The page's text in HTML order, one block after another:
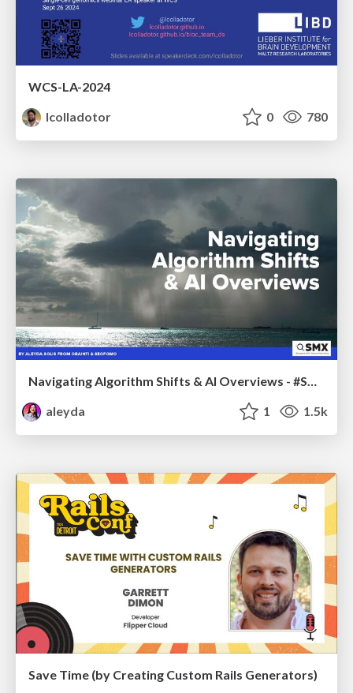
WCS-LA-2024
lcolladotor
0 780
Navigating Algorithm Shifts & AI Overviews - #SMXNext
aleyda
1 1.5k
Save Time (by Creating Custom Rails Generators)